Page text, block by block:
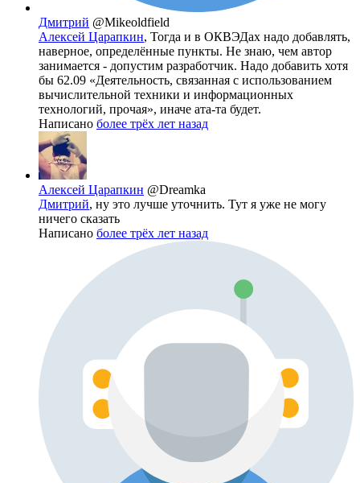
Дмитрий @Mikeoldfield
Алексей Царапкин, Тогда и в ОКВЭДах надо добавлять,
наверное, определённые пункты. Не знаю, чем автор
занимается - допустим разработчик. Надо добавить хотя
бы 62.09 «Деятельность, связанная с использованием
вычислительной техники и информационных
технологий, прочая», иначе ата-та будет.
Написано более трёх лет назад
Алексей Царапкин @Dreamka
Дмитрий, ну это лучше уточнить. Тут я уже не могу
ничего сказать
Написано более трёх лет назад